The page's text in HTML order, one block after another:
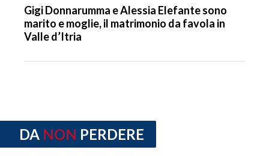
Gigi Donnarumma e Alessia Elefante sono
marito e moglie, il matrimonio da favola in
Valle d’Itria
DA NON PERDERE